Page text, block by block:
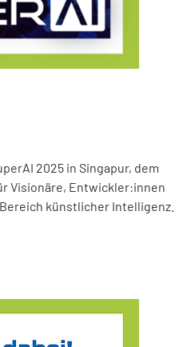
2025 in Singapur, dem
Visionäre, Entwickler:innen
künstlicher Intelligenz.